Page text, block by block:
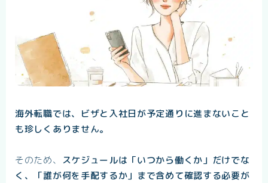
海外転職では、ビザと入社日が予定通りに進まないこと
も珍しくありません。
そのため、
スケジュールは「いつから働くか」だけでな
く、「誰が何を手配するか」まで含めて確認する必要が